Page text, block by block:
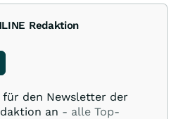
Redaktion
für den Newsletter der
an - alle Top-